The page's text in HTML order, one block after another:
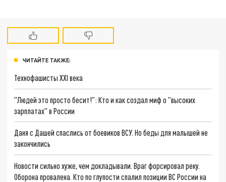
ЧИТАЙТЕ ТАКЖЕ:
Технофашисты XXI века
"Людей это просто бесит!": Кто и как создал миф о "высоких
зарплатах" в России
Даня с Дашей спаслись от боевиков ВСУ. Но беды для малышей не
закончились
Новости сильно хуже, чем докладывали. Враг форсировал реку.
Оборона провалена. Кто по глупости спалил позиции ВС России на